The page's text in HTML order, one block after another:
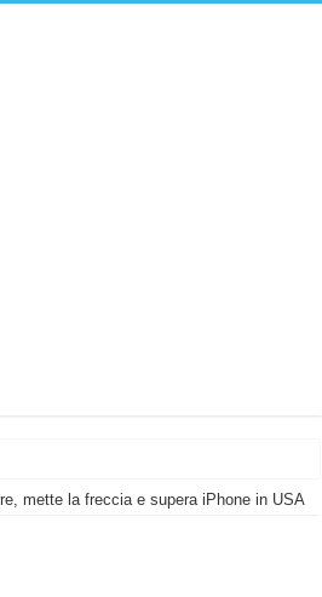
tagliaerba lo appoggi e fa tutto lui! (Senza
mette la freccia e supera iPhone in USA